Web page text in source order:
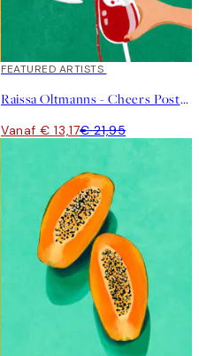
40%*
FEATURED ARTISTS
Raissa Oltmanns - Cheers Poster
Vanaf € 13,17€ 21,95